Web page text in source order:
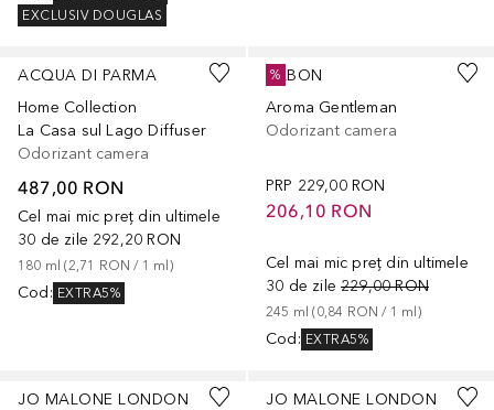
EXCLUSIV DOUGLAS
ACQUA DI PARMA
Home Collection
La Casa sul Lago Diffuser
Odorizant camera
487,00 RON
Cel mai mic preț din ultimele
30 de zile 292,20 RON
180 ml (2,71 RON / 1 ml )
Cod: EXTRA5%
SABON
Aroma Gentleman
Odorizant camera
PRP 229,00 RON
206,10 RON
Cel mai mic preț din ultimele
30 de zile 229,00 RON
245 ml (0,84 RON / 1 ml )
Cod: EXTRA5%
%
JO MALONE LONDON JO MALONE LONDON